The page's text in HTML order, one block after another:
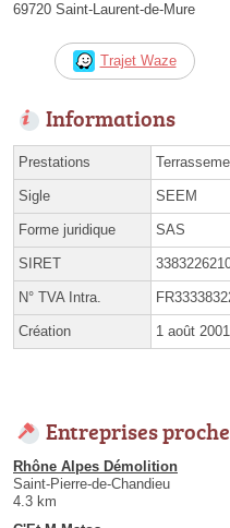
69720 Saint-Laurent-de-Mure
Trajet Waze
Informations
Prestations
Sigle SEEM
Forme juridique SAS
SIRET
N° TVA Intra.
Création 1 août 2001
Entreprises
Rhône Alpes Démolition
Saint-Pierre-de-Chandieu
4.3 km